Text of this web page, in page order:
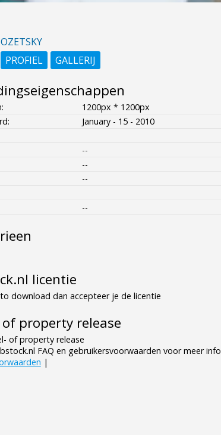
OZETSKY
PROFIEL
GALLERIJ
1200px * 1200px
January - 15 - 2010
--
--
--
--
licentie
download dan accepteer je de licentie
property release
of property release
FAQ en gebruikersvoorwaarden voor meer info
|